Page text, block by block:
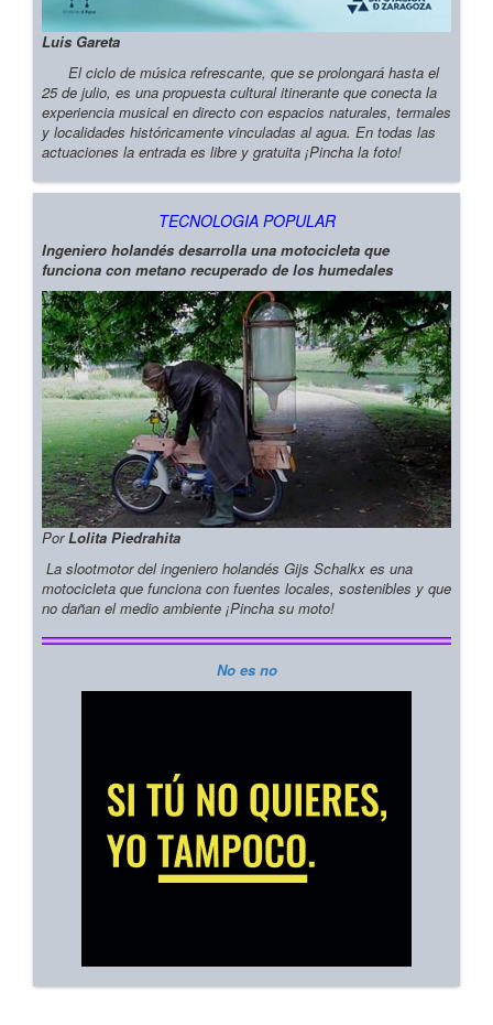
Luis Gareta
El ciclo de música refrescante, que se prolongará hasta el
25 de julio, es una propuesta cultural itinerante que conecta la
experiencia musical en directo con espacios naturales, termales
y localidades históricamente vinculadas al agua. En todas las
actuaciones la entrada es libre y gratuita ¡Pincha la foto!
TECNOLOGIA POPULAR
Ingeniero holandés desarrolla una motocicleta que
funciona con metano recuperado de los humedales
PorLolita Piedrahita
La slootmotor del ingeniero holandés Gijs Schalkx es una
motocicleta que funciona con fuentes locales, sostenibles y que
no dañan el medio ambiente ¡Pincha su moto!
No es no